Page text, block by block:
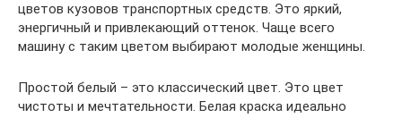
цветов кузовов транспортных средств. Это яркий,
энергичный и привлекающий оттенок. Чаще всего
машину с таким цветом выбирают молодые женщины.
Простой белый – это классический цвет. Это цвет
чистоты и мечтательности. Белая краска идеально